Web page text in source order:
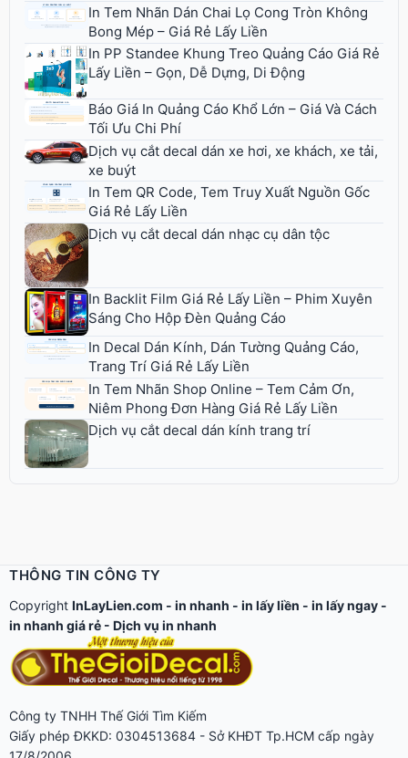
In Tem Nhãn Dán Chai Lọ Cong Tròn Không
Bong Mép – Giá Rẻ Lấy Liền
In PP Standee Khung Treo Quảng Cáo Giá Rẻ
Lấy Liền – Gọn, Dễ Dựng, Di Động
Báo Giá In Quảng Cáo Khổ Lớn – Giá Và Cách
Tối Ưu Chi Phí
Dịch vụ cắt decal dán xe hơi, xe khách, xe tải,
xe buýt
In Tem QR Code, Tem Truy Xuất Nguồn Gốc
Giá Rẻ Lấy Liền
Dịch vụ cắt decal dán nhạc cụ dân tộc
In Backlit Film Giá Rẻ Lấy Liền – Phim Xuyên
Sáng Cho Hộp Đèn Quảng Cáo
In Decal Dán Kính, Dán Tường Quảng Cáo,
Trang Trí Giá Rẻ Lấy Liền
In Tem Nhãn Shop Online – Tem Cảm Ơn,
Niêm Phong Đơn Hàng Giá Rẻ Lấy Liền
Dịch vụ cắt decal dán kính trang trí
THÔNG TIN CÔNG TY
Copyright InLayLien.com - in nhanh - in lấy liền - in lấy ngay -
in nhanh giá rẻ - Dịch vụ in nhanh
Công ty TNHH Thế Giới Tìm Kiếm
Giấy phép ĐKKD: 0304513684 - Sở KHĐT Tp.HCM cấp ngày